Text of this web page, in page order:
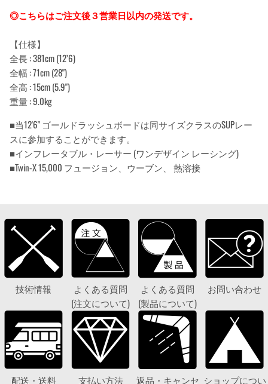
◎こちらはご注文後３営業日以内の発送です。
【仕様】
全長 : 381cm (12’6)
全幅 : 71cm (28")
全高 : 15cm (5.9")
重量 : 9.0kg
■当12'6" ゴールドラッシュボードは同サイズクラスのSUPレー
スに参加することができます。
■インフレータブル・レーサー (ワンデザイン レーシング)
■Twin-X 15,000 フュージョン、ウーブン、 熱溶接
技術情報
よくある質問
(注文について)
よくある質問
(製品について)
お問い合わせ
配送・送料 支払い方法
返品・キャンセ ショップについ